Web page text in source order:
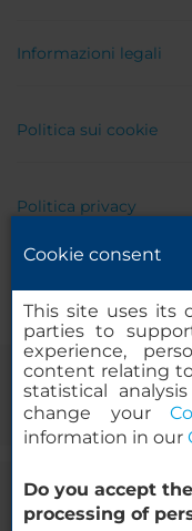
Informazioni legali
Politica sui cookie
Politica privacy
© 2000-2026 MINOR
Cookie consent
This site uses its
parties to
experience,
content relating
statistical
change your
information in our
Do you accept
processing of